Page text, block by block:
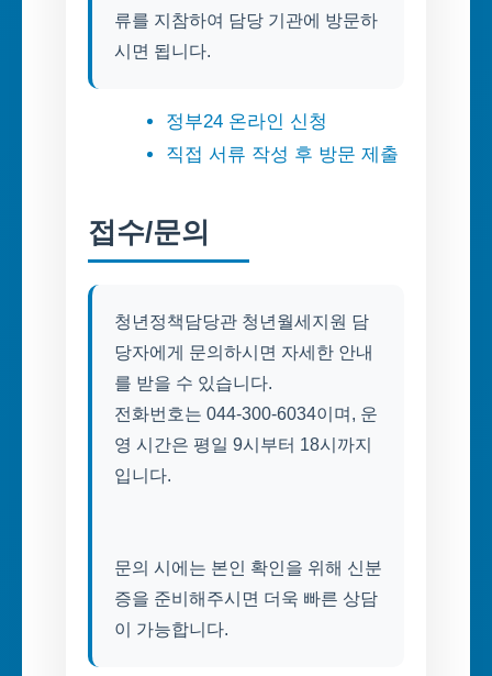
류를 지참하여 담당 기관에 방문하
시면 됩니다.
정부24 온라인 신청
직접 서류 작성 후 방문 제출
접수/문의
청년정책담당관 청년월세지원 담
당자에게 문의하시면 자세한 안내
를 받을 수 있습니다.
전화번호는 044-300-6034이며, 운
영 시간은 평일 9시부터 18시까지
입니다.
문의 시에는 본인 확인을 위해 신분
증을 준비해주시면 더욱 빠른 상담
이 가능합니다.